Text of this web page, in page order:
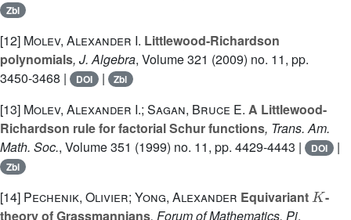
Zbl
[12] Molev, Alexander I. Littlewood-Richardson
polynomials, J. Algebra, Volume 321 (2009) no. 11, pp.
3450-3468 |
DOI | Zbl
[13] Molev, Alexander I.; Sagan, Bruce E. A Littlewood-
Richardson rule for factorial Schur functions, Trans. Am.
Math. Soc., Volume 351 (1999) no. 11, pp. 4429-4443 | DOI |
Zbl
[14] Pechenik, Olivier; Yong, Alexander Equivariant
-
theory of Grassmannians, Forum of Mathematics, Pi,